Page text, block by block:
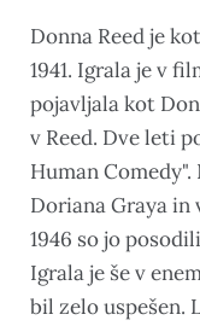
Donna Reed je
1941. Igrala je v
pojavljala kot
v Reed. Dve leti
Human
Doriana Graya in
1946 so jo
Igrala je še v
bil zelo uspešen.